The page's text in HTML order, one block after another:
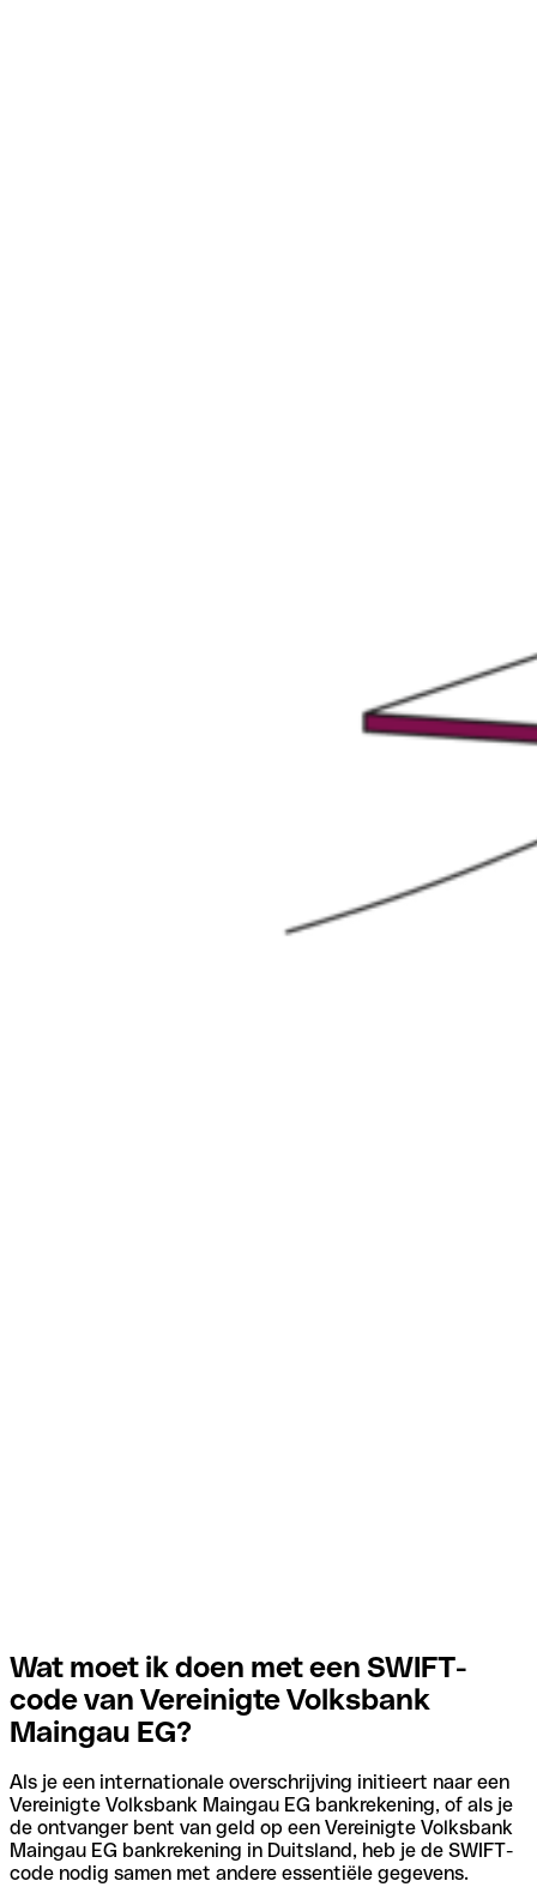
Wat moet ik doen met een SWIFT-
code van Vereinigte Volksbank
Maingau EG?
Als je een internationale overschrijving initieert naar een
Vereinigte Volksbank Maingau EG bankrekening, of als je
de ontvanger bent van geld op een Vereinigte Volksbank
Maingau EG bankrekening in Duitsland, heb je de SWIFT-
code nodig samen met andere essentiële gegevens.